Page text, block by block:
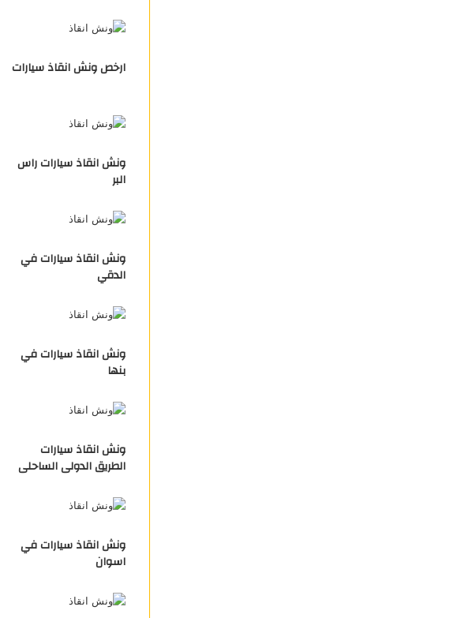
ارخص ونش انقاذ سيارات
ونش انقاذ سيارات راس
البر
ونش انقاذ سيارات في
الدقي
ونش انقاذ سيارات في
بنها
ونش انقاذ سيارات
الطريق الدولى الساحلى
ونش انقاذ سيارات في
اسوان